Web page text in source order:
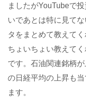
ましたがYouTubeで
いであとは特に見て
タをまとめて教えて
ちょいちょい教えて
です。石油関連銘柄
の日経平均の上昇も
ます。